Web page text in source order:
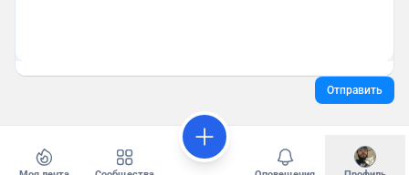
Отправить